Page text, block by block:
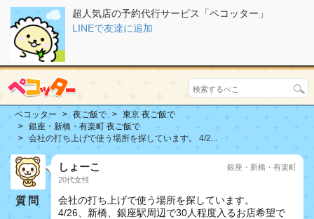
超人気店の予約代行サービス「ペコッター」
LINEで友達に追加
ペコッター 夜ご飯で
東京 夜ご飯で
銀座・新橋・有楽町 夜ご飯で
会社の打ち上げで使う場所を探しています。 4/2...
質問
しょーこ
20代女性
銀座・新橋・有楽町
会社の打ち上げで使う場所を探しています。
4/26、新橋、銀座駅周辺で30人程度入るお店希望で